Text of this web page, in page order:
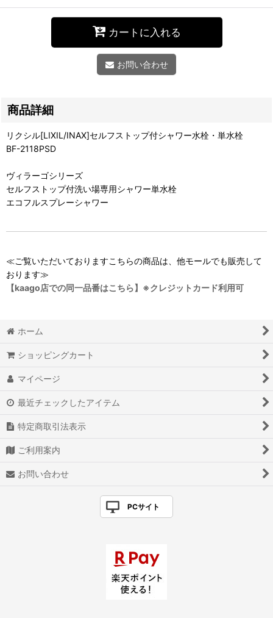
カートに入れる
お問い合わせ
商品詳細
リクシル[LIXIL/INAX]セルフストップ付シャワー水栓・単水栓
BF-2118PSD
ヴィラーゴシリーズ
セルフストップ付洗い場専用シャワー単水栓
エコフルスプレーシャワー
≪ご覧いただいておりますこちらの商品は、他モールでも販売して
おります≫
【kaago店での同一品番はこちら】※クレジットカード利用可
ホーム
ショッピングカート
マイページ
最近チェックしたアイテム
特定商取引法表示
ご利用案内
お問い合わせ
PCサイト